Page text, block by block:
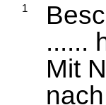
1
......
Mit